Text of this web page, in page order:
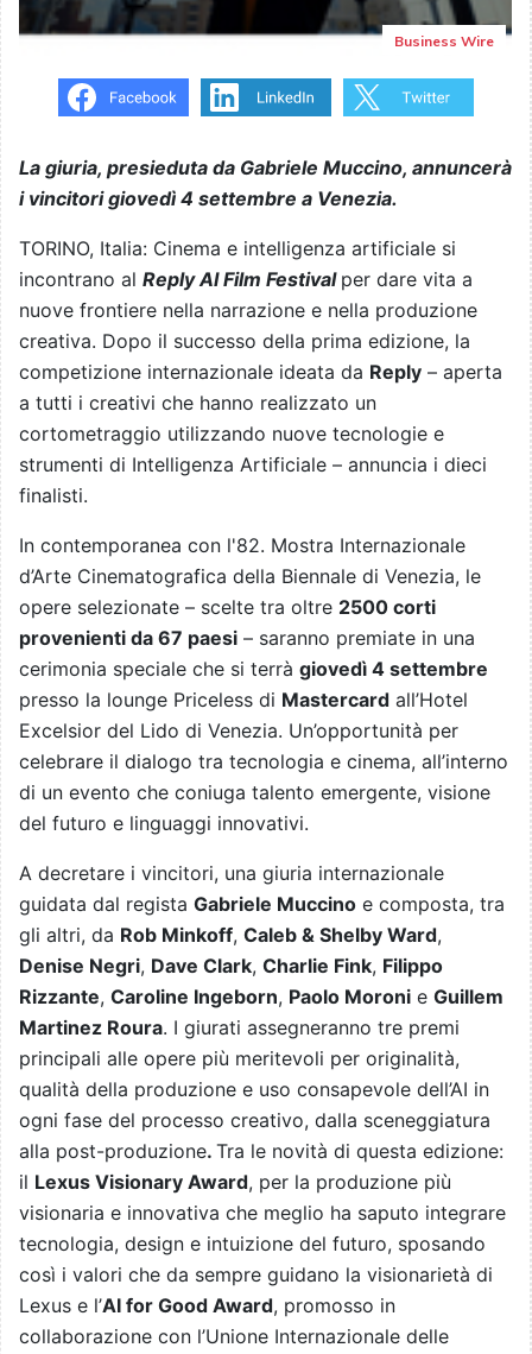
Business Wire
La giuria, presieduta da Gabriele Muccino, annuncerà
i vincitori giovedì 4 settembre a Venezia.
TORINO, Italia: Cinema e intelligenza artificiale si
incontrano al Reply AI Film Festival per dare vita a
nuove frontiere nella narrazione e nella produzione
creativa. Dopo il successo della prima edizione, la
competizione internazionale ideata da Reply – aperta
a tutti i creativi che hanno realizzato un
cortometraggio utilizzando nuove tecnologie e
strumenti di Intelligenza Artificiale – annuncia i dieci
finalisti.
In contemporanea con l'82. Mostra Internazionale
d’Arte Cinematografica della Biennale di Venezia, le
opere selezionate – scelte tra oltre 2500 corti
provenienti da 67 paesi – saranno premiate in una
cerimonia speciale che si terrà giovedì 4 settembre
presso la lounge Priceless di Mastercard all’Hotel
Excelsior del Lido di Venezia. Un’opportunità per
celebrare il dialogo tra tecnologia e cinema, all’interno
di un evento che coniuga talento emergente, visione
del futuro e linguaggi innovativi.
A decretare i vincitori, una giuria internazionale
guidata dal regista Gabriele Muccino e composta, tra
gli altri, da Rob Minkoff, Caleb & Shelby Ward,
Denise Negri, Dave Clark, Charlie Fink, Filippo
Rizzante, Caroline Ingeborn, Paolo Moroni e Guillem
Martinez Roura. I giurati assegneranno tre premi
principali alle opere più meritevoli per originalità,
qualità della produzione e uso consapevole dell’AI in
ogni fase del processo creativo, dalla sceneggiatura
alla post-produzione. Tra le novità di questa edizione:
il Lexus Visionary Award, per la produzione più
visionaria e innovativa che meglio ha saputo integrare
tecnologia, design e intuizione del futuro, sposando
così i valori che da sempre guidano la visionarietà di
Lexus e l’AI for Good Award, promosso in
collaborazione con l’Unione Internazionale delle